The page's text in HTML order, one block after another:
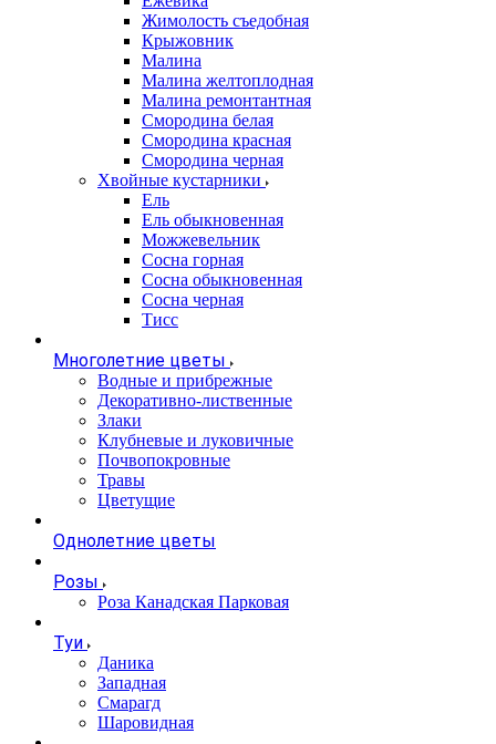
Жимолость съедобная
Крыжовник
Малина
Малина желтоплодная
Малина ремонтантная
Смородина белая
Смородина красная
Смородина черная
Хвойные кустарники
Ель
Ель обыкновенная
Можжевельник
Сосна горная
Сосна обыкновенная
Сосна черная
Тисс
Многолетние цветы
Водные и прибрежные
Декоративно-лиственные
Злаки
Клубневые и луковичные
Почвопокровные
Травы
Цветущие
Однолетние цветы
Розы
Роза Канадская Парковая
Туи
Даника
Западная
Смарагд
Шаровидная